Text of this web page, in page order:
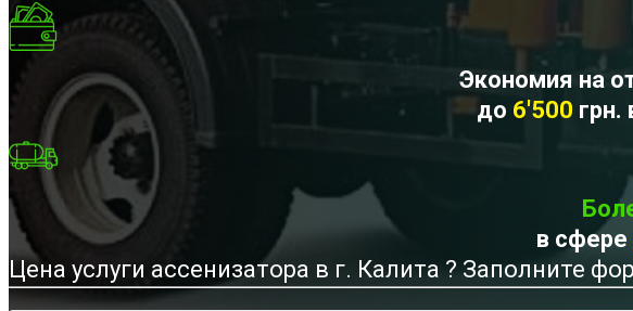
Экономия на
до 6'500 грн.
в сфере
Цена услуги ассенизатора в г. Калита ? Заполните